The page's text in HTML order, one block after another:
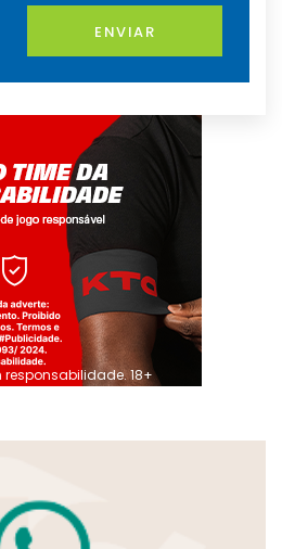
ENVIAR
18+